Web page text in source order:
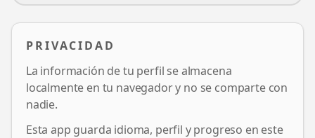
PRIVACIDAD
La información de tu perfil se almacena
localmente en tu navegador y no se comparte con
nadie.
Esta app guarda idioma, perfil y progreso en este